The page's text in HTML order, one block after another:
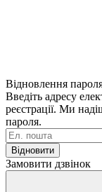
Відновлення
Введіть адресу
реєстрації. Ми
пароля.
Відновити
Замовити дзвінок